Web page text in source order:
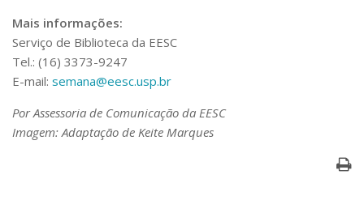
Segurança, Trânsito e Prevenção
RH, Administrativo e Financeiro
Outros serviços
Comunicação
Aplicativos e Sites
Jornal da USP
Mais informações:
Serviço de Biblioteca da EESC
Tel.: (16) 3373-9247
E-mail: semana@eesc.usp.br
Por Assessoria de Comunicação da EESC
Imagem: Adaptação de Keite Marques